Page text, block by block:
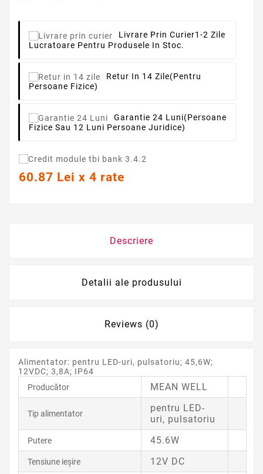
Livrare Prin Curier1-2 Zile
Lucratoare Pentru Produsele In Stoc.
Retur In 14 Zile(pentru
Persoane Fizice)
Garantie 24 Luni(persoane
Fizice Sau 12 Luni Persoane Juridice)
60.87 Lei x 4 rate
Descriere
Detalii ale produsului
Reviews (0)
Alimentator: pentru LED-uri, pulsatoriu; 45,6W;
12VDC; 3,8A; IP64
Producător
MEAN WELL
Tip alimentator
pentru LED-
uri, pulsatoriu
Putere 45.6W
Tensiune ieşire 12V DC